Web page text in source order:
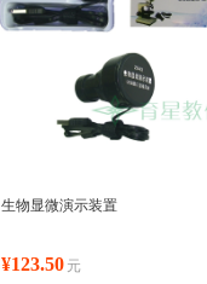
生物显微演示装置
¥123.50 元